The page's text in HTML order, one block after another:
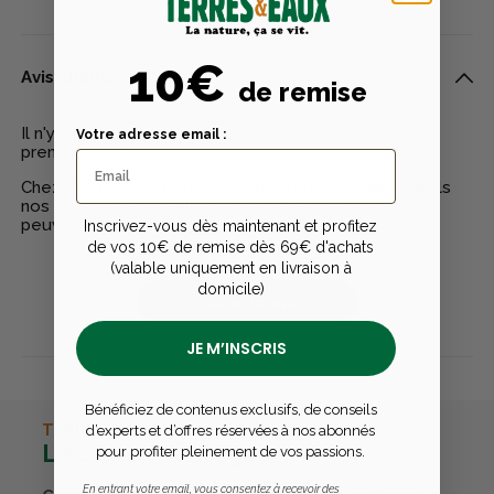
Avis clients
Il n'y a pas encore d'avis pour ce produit - Soyez le
premier à rédiger un avis
Chez Terres & Eaux, les avis sont 100% certifiés : seuls
nos clients ayant réellement acheté nos produits
peuvent laisser un avis
TERRES & EAUX
La carte avantages
10€ de remise
Votre adresse email :
Inscrivez-vous dès maintenant et profitez
de vos 10€ de remise dès 69€ d'achats
(valable uniquement en livraison à
domicile)
JE M’INSCRIS
Bénéficiez de contenus exclusifs, de conseils
d’experts et d’offres réservées à nos abonnés
pour profiter pleinement de vos passions.
En entrant votre email, vous consentez à recevoir des